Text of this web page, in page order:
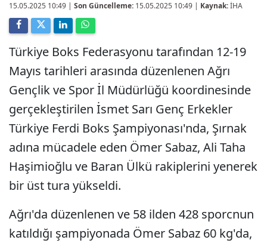
15.05.2025 10:49 | Son Güncelleme: 15.05.2025 10:49 | Kaynak:İHA
Türkiye Boks Federasyonu tarafından 12-19
Mayıs tarihleri arasında düzenlenen Ağrı
Gençlik ve Spor İl Müdürlüğü koordinesinde
gerçekleştirilen İsmet Sarı Genç Erkekler
Türkiye Ferdi Boks Şampiyonası'nda, Şırnak
adına mücadele eden Ömer Sabaz, Ali Taha
Haşimioğlu ve Baran Ülkü rakiplerini yenerek
bir üst tura yükseldi.
Ağrı'da düzenlenen ve 58 ilden 428 sporcnun
katıldığı şampiyonada Ömer Sabaz 60 kg'da,